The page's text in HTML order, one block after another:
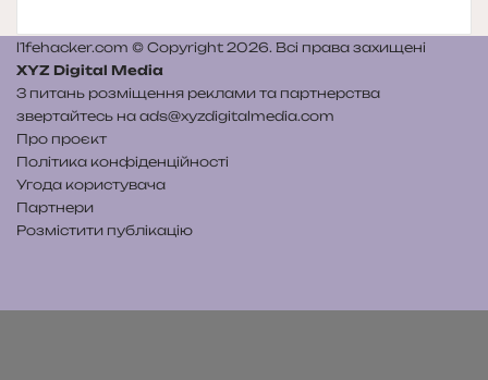
l1fehacker.com © Copyright 2026. Всі права захищені
XYZ Digital Media
З питань розміщення реклами та партнерства
звертайтесь на ads@xyzdigitalmedia.com
Про проєкт
Політика конфіденційності
Угода користувача
Партнери
Розмістити публікацію